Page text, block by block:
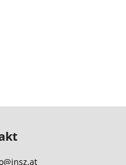
@insz.at